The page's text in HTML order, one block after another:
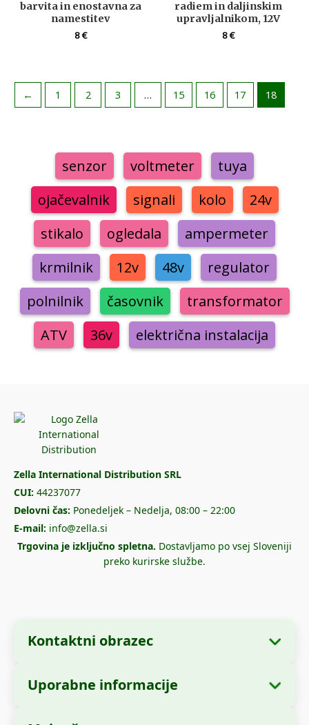
senzor voltmeter
tuya
ojačevalnik
signali kolo
24v
stikalo
ogledala
ampermeter
krmilnik
12v 48v
regulator
polnilnik
časovnik
transformator
ATV
36v električna instalacija
barvita in enostavna za
namestitev
8€
radiem in daljinskim
upravljalnikom, 12V
8€
← 1 2 3 … 15 16 17 18
Zella International Distribution SRL
CUI: 44237077
Delovni čas: Ponedeljek – Nedelja, 08:00 – 22:00
E-mail: info@zella.si
Trgovina je izključno spletna. Dostavljamo po vsej Sloveniji
preko kurirske službe.
Kontaktni obrazec
Uporabne informacije